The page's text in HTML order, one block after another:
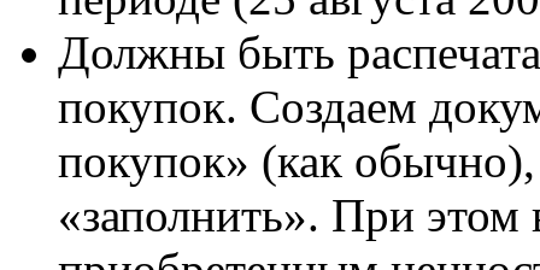
Должны быть
покупок. Создаем
покупок» (как
«заполнить». При